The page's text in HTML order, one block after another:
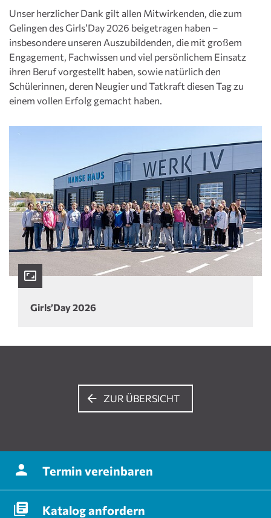
Unser herzlicher Dank gilt allen Mitwirkenden, die zum
Gelingen des Girls’Day 2026 beigetragen haben –
insbesondere unseren Auszubildenden, die mit großem
Engagement, Fachwissen und viel persönlichem Einsatz
ihren Beruf vorgestellt haben, sowie natürlich den
Schülerinnen, deren Neugier und Tatkraft diesen Tag zu
einem vollen Erfolg gemacht haben.
Girls’Day 2026
ZUR ÜBERSICHT
Termin vereinbaren
Kataloganfordern